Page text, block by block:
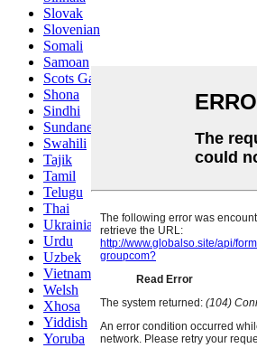
Slovak
Slovenian
Somali
Samoan
Scots Gaelic
Shona
Sindhi
Sundanese
Swahili
Tajik
Tamil
Telugu
Thai
Ukrainian
Urdu
Uzbek
Vietnamese
Welsh
Xhosa
Yiddish
Yoruba